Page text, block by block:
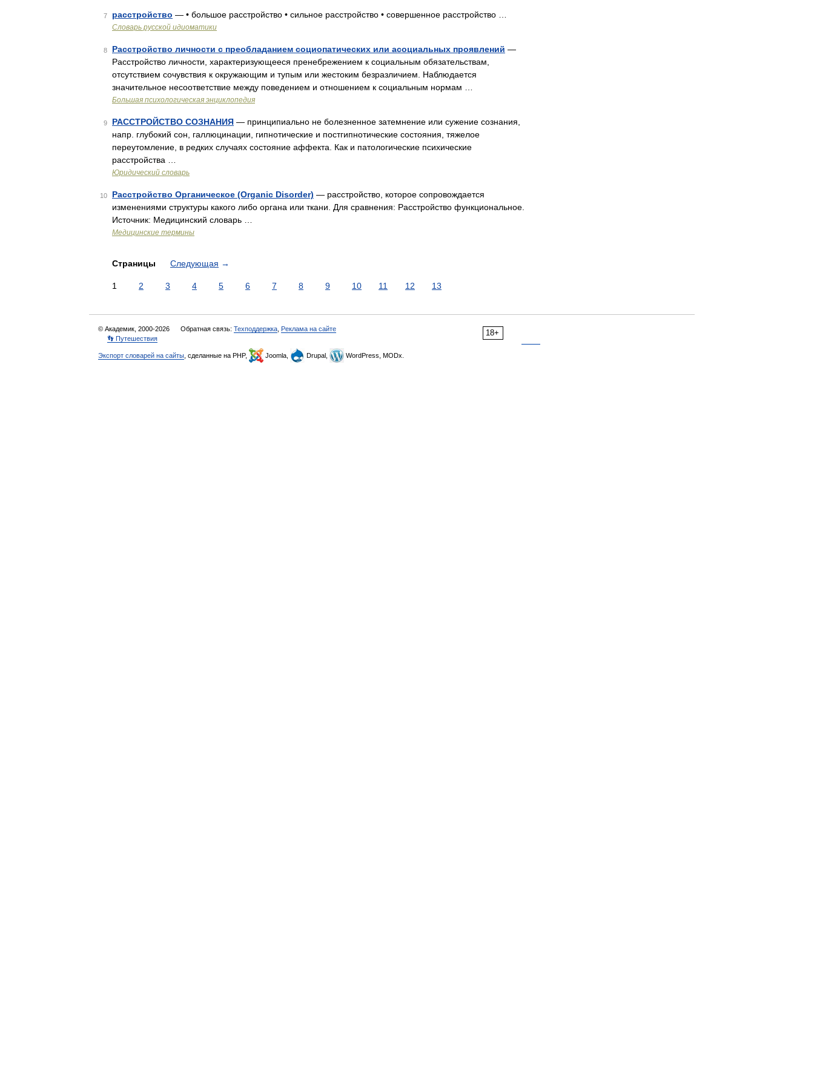
7 расстройство — • большое расстройство • сильное расстройство • совершенное расстройство …
Словарь русской идиоматики
8 Расстройство личности с преобладанием социопатических или асоциальных проявлений —
Расстройство личности, характеризующееся пренебрежением к социальным обязательствам,
отсутствием сочувствия к окружающим и тупым или жестоким безразличием. Наблюдается
значительное несоответствие между поведением и отношением к социальным нормам …
Большая психологическая энциклопедия
9 РАССТРОЙСТВО СОЗНАНИЯ — принципиально не болезненное затемнение или сужение сознания,
напр. глубокий сон, галлюцинации, гипнотические и постгипнотические состояния, тяжелое
переутомление, в редких случаях состояние аффекта. Как и патологические психические
расстройства …
Юридический словарь
10 Расстройство Органическое (Organic Disorder) — расстройство, которое сопровождается
изменениями структуры какого либо органа или ткани. Для сравнения: Расстройство функциональное.
Источник: Медицинский словарь …
Медицинские термины
Страницы Следующая →
1 2 3 4 5 6 7 8 9 10 11 12 13
18+
© Академик, 2000-2026 Обратная связь: Техподдержка Реклама на сайте
👣 Путешествия
Экспорт словарей на сайты , сделанные на PHP, Joomla, Drupal, WordPress, MODx.